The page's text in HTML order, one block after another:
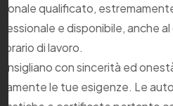
Professionalità
17/01/